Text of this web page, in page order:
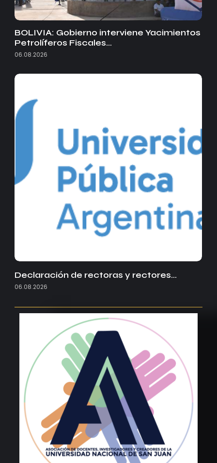
BOLIVIA: Gobierno interviene Yacimientos
Petrolíferos Fiscales…
06.08.2026
Declaración de rectoras y rectores…
06.08.2026